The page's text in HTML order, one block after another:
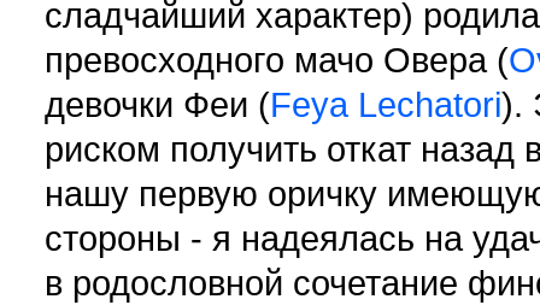
сладчайший характер)
превосходного мачо Овера (
девочки Феи (Feya Lechatori).
риском получить откат назад
нашу первую оричку
стороны - я надеялась на
в родословной сочетание